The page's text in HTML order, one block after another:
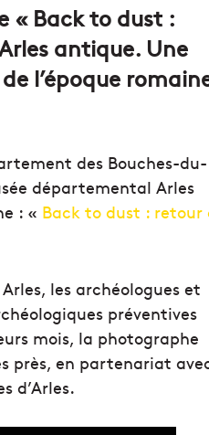
« Back to dust :
antique. Une
l’époque
des Bouches-du-
départemental Arles
: « Back to dust : retour
les archéologues et
préventives
mois, la photographe
près, en partenariat
d’Arles.